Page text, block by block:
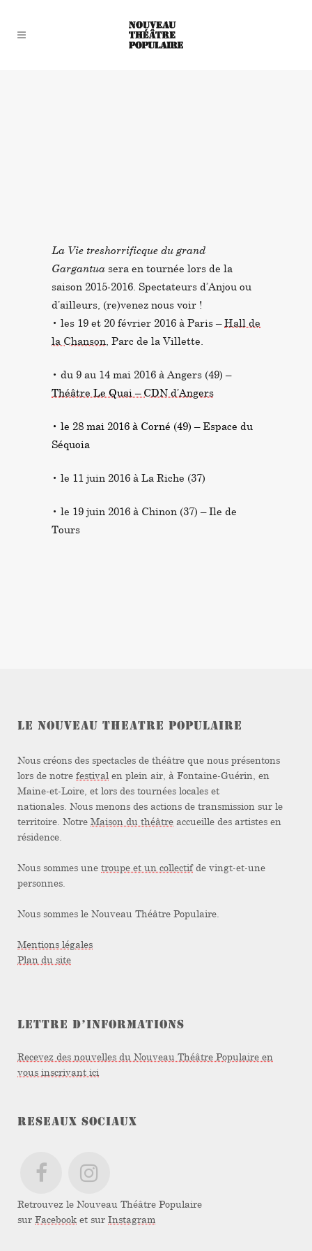
La Vie treshorrificque du grand
Gargantua sera en tournée lors de la
saison 2015-2016. Spectateurs d’Anjou ou
d’ailleurs, (re)venez nous voir !
• les 19 et 20 février 2016 à Paris –Hall de
la Chanson , Parc de la Villette.
• du 9 au 14 mai 2016 à Angers (49) –
Théâtre Le Quai – CDN d’Angers
• le 28 mai 2016 à Corné (49) – Espace du
Séquoia
• le 11 juin 2016 à La Riche (37)
• le 19 juin 2016 à Chinon (37) – Ile de
Tours
LE NOUVEAU THEATRE POPULAIRE
Nous créons des spectacles de théâtre que nous présentons
lors de notre festival en plein air, à Fontaine-Guérin, en
Maine-et-Loire, et lors des tournées locales et
nationales. Nous menons des actions de transmission sur le
territoire. Notre Maison du théâtre accueille des artistes en
résidence.
Nous sommes une troupe et un collectifde vingt-et-une
personnes.
Nous sommes le Nouveau Théâtre Populaire.
Mentions légales
Plan du site
LETTRE D’INFORMATIONS
Recevez des nouvelles du Nouveau Théâtre Populaire en
vous inscrivant ici
RESEAUX SOCIAUX
Retrouvez le Nouveau Théâtre Populaire
sur Facebook et sur Instagram